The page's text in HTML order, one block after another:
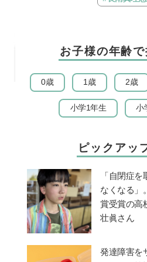
ノ・ムービー
ウ・パトロール
お子様の年齢
0歳 1歳 2歳
小学1年生 小
ピックアッ
「自閉症
なくなる」
賞受賞の高
壮眞さん
発達障害を